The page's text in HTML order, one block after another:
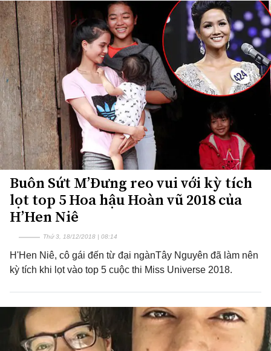
Buôn Sứt M’Đưng reo vui với kỳ tích
lọt top 5 Hoa hậu Hoàn vũ 2018 của
H’Hen Niê
Thứ 3, 18/12/2018 | 08:14
H'Hen Niê, cô gái đến từ đại ngànTây Nguyên đã làm nên
kỳ tích khi lọt vào top 5 cuộc thi Miss Universe 2018.